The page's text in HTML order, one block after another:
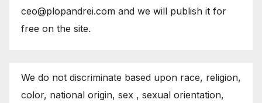
ceo@plopandrei.com and we will publish it for
free on the site.
We do not discriminate based upon race, religion,
color, national origin, sex , sexual orientation,